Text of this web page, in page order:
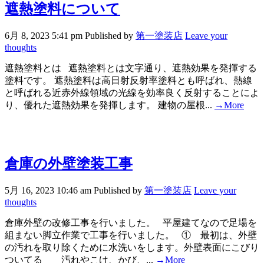
遮熱塗料について
6月 8, 2023 5:41 pm Published by 第一塗装店 Leave your
thoughts
遮熱塗料とは 遮熱塗料とは文字通り、遮熱効果を発揮する
塗料です。 遮熱塗料は高日射反射率塗料とも呼ばれ、熱線
と呼ばれる近赤外線領域の光線を効率良く反射することによ
り、優れた遮熱効果を発揮します。 建物の屋根... →More
倉庫の外壁塗装工事
5月 16, 2023 10:46 am Published by 第一塗装店 Leave your
thoughts
倉庫外壁の改修工事を行いました。 平屋建てなので足場を
組まない脚立作業で工事を行いました。 ① 最初は、外壁
の汚れを取り除くために水洗いをします。外壁表面にこびり
ついてる 汚れやこけ、かび、... →More